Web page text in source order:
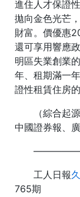
進住人才保證
拋向金色光芒
財富。價優惠
還可享用響應
明區失業創業
年、租期滿一
證性租賃住房
（綜合起
中國證券報、
工人日報
765期